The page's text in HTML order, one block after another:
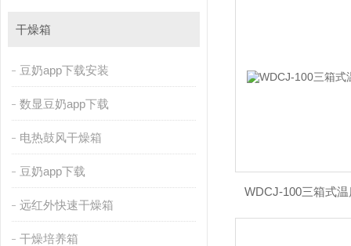
干燥箱
豆奶app下载安装
数显豆奶app下载
电热鼓风干燥箱
豆奶app下载
远红外快速干燥箱
干燥培养箱
WDCJ-100三箱式